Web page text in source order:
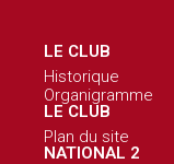
LE CLUB
Historique
Organigramme
LE CLUB
Plan du site
NATIONAL 2